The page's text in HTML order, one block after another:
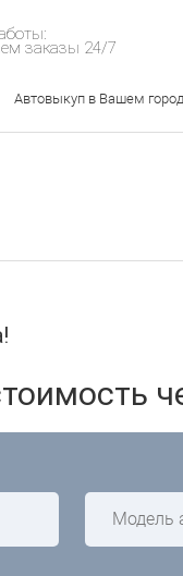
заказы 24/7
Автовыкуп в Вашем